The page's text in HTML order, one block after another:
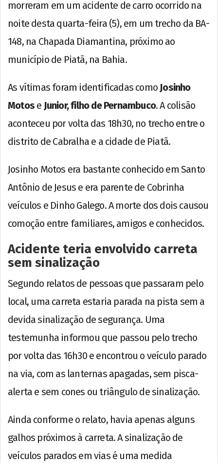
morreram em um acidente de carro ocorrido na
noite desta quarta-feira (5), em um trecho da BA-
148, na Chapada Diamantina, próximo ao
município de Piatã, na Bahia.
As vítimas foram identificadas como Josinho
Motos e Junior, filho de Pernambuco. A colisão
aconteceu por volta das 18h30, no trecho entre o
distrito de Cabralha e a cidade de Piatã.
Josinho Motos era bastante conhecido em Santo
Antônio de Jesus e era parente de Cobrinha
veículos e Dinho Galego. A morte dos dois causou
comoção entre familiares, amigos e conhecidos.
Acidente teria envolvido carreta
sem sinalização
Segundo relatos de pessoas que passaram pelo
local, uma carreta estaria parada na pista sem a
devida sinalização de segurança. Uma
testemunha informou que passou pelo trecho
por volta das 16h30 e encontrou o veículo parado
na via, com as lanternas apagadas, sem pisca-
alerta e sem cones ou triângulo de sinalização.
Ainda conforme o relato, havia apenas alguns
galhos próximos à carreta. A sinalização de
veículos parados em vias é uma medida